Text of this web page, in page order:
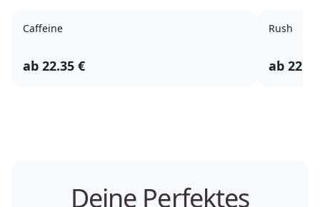
Caffeine
ab 22.35 €
Rush
ab 22.35
Deine Perfektes